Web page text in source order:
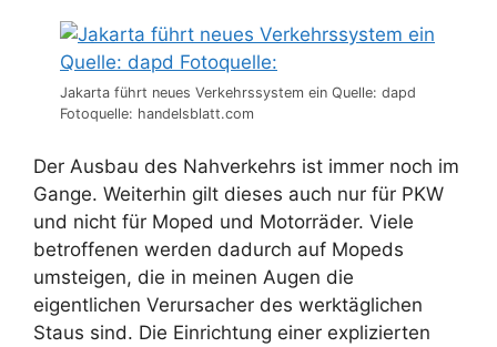
Jakarta führt neues Verkehrssystem ein Quelle: dapd
Fotoquelle: handelsblatt.com
Der Ausbau des Nahverkehrs ist immer noch im
Gange. Weiterhin gilt dieses auch nur für PKW
und nicht für Moped und Motorräder. Viele
betroffenen werden dadurch auf Mopeds
umsteigen, die in meinen Augen die
eigentlichen Verursacher des werktäglichen
Staus sind. Die Einrichtung einer explizierten